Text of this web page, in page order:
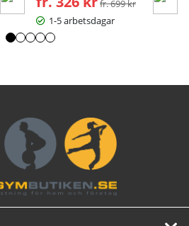
fr. 699 kr
1-5 arbetsdagar